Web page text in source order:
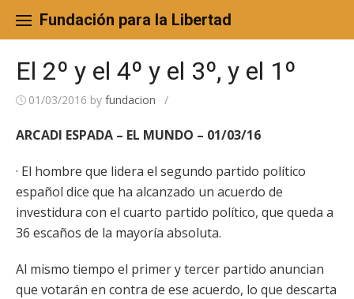
content
Fundación para la Libertad
El 2º y el 4º y el 3º, y el 1º
01/03/2016 by fundacion /
ARCADI ESPADA – EL MUNDO – 01/03/16
· El hombre que lidera el segundo partido político
español dice que ha alcanzado un acuerdo de
investidura con el cuarto partido político, que queda a
36 escaños de la mayoría absoluta.
Al mismo tiempo el primer y tercer partido anuncian
que votarán en contra de ese acuerdo, lo que descarta